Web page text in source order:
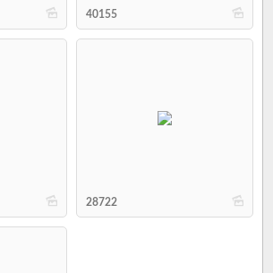
b b
40155
b b
28722